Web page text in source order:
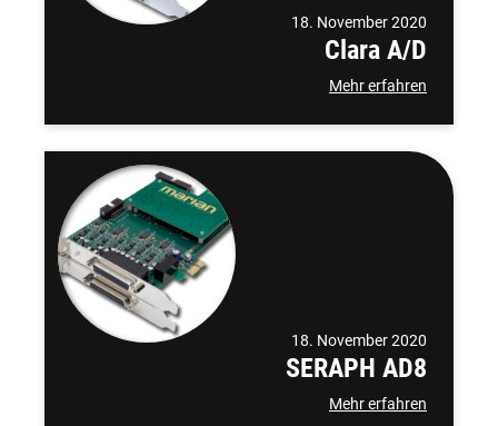
18. November 2020
Clara A/D
Mehr erfahren
18. November 2020
SERAPH AD8
Mehr erfahren